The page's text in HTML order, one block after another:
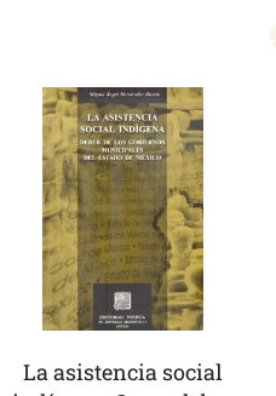
La asistencia social